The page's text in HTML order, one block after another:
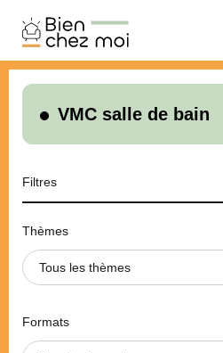
Bien
Chez
Moi
VMC salle de bain
Filtres
Thèmes
Tous les thèmes
Formats